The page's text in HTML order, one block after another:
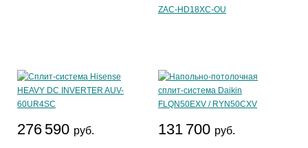
ZAC-HD18XC-OU
276 590 руб. 131 700 руб.